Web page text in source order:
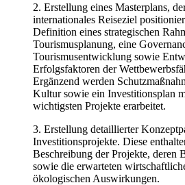
2. Erstellung eines Masterplans,
internationales Reiseziel
Definition eines strategischen
Tourismusplanung, eine
Tourismusentwicklung sowie
Erfolgsfaktoren der
Ergänzend werden
Kultur sowie ein Investitionsplan
wichtigsten Projekte erarbeitet.
3. Erstellung detaillierter
Investitionsprojekte. Diese
Beschreibung der Projekte, deren
sowie die erwarteten
ökologischen Auswirkungen.